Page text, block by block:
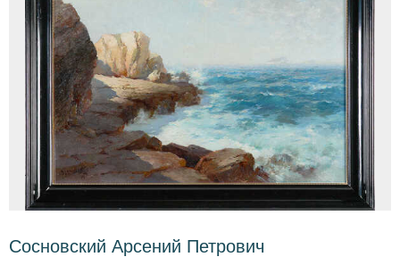
Сосновский Арсений Петрович